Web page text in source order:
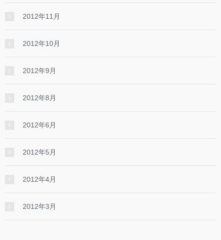
2012年11月
2012年10月
2012年9月
2012年8月
2012年6月
2012年5月
2012年4月
2012年3月